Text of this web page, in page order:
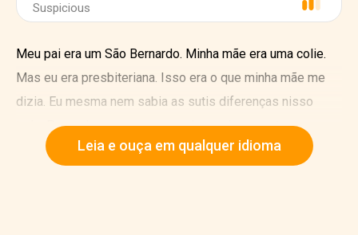
Suspicious
Meu pai era um São Bernardo. Minha mãe era uma colie.
Mas eu era presbiteriana. Isso era o que minha mãe me
dizia. Eu mesma nem sabia as sutis diferenças nisso
tudo. Para mim eram apenas palavras imponentes, mas
que não significavam nada. Minha mãe tinha prazer
Leia e ouça em qualquer idioma